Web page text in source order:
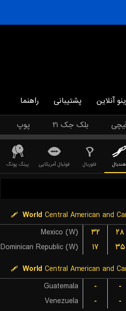
آنلاین پشتیبانی راهنما
بلک جک ۲۱ پوپ
هندبال فلوربال فوتبال آمریکایی پینگ پونگ
World Central American and
Mexico (W)
۳۲ ۲۸
Dominican Republic (W)
۱۷ ۳۵
World Central American and
Guatemala
- -
Venezuela
- -